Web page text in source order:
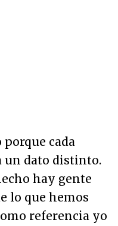
cada
un dato distinto.
hay gente
lo que hemos
referencia yo